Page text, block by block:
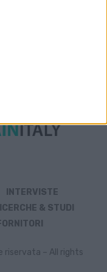
INTERVISTE
& STUDI
riservata – All rights